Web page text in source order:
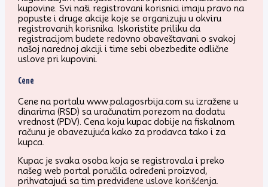
kupovine. Svi naši registrovani korisnici imaju pravo na
popuste i druge akcije koje se organizuju u okviru
registrovanih korisnika. Iskoristite priliku da
registracijom budete redovno obaveštavani o svakoj
našoj narednoj akciji i time sebi obezbedite odlične
uslove pri kupovini.
Cene
Cene na portalu www.palagosrbija.com su izražene u
dinarima (RSD) sa uračunatim porezom na dodatu
vrednost (PDV). Cena koju kupac dobije na fiskalnom
računu je obavezujuća kako za prodavca tako i za
kupca.
Kupac je svaka osoba koja se registrovala i preko
našeg web portal poručila određeni proizvod,
prihvatajući sa tim predviđene uslove korišćenja.